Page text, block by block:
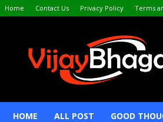
Home Contact Us Privacy Policy Terms
VijayBhagat.com
HOME ALL POST GOOD